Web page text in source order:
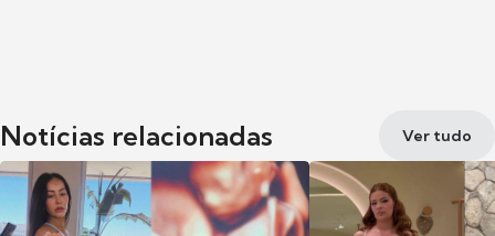
Notícias relacionadas Ver tudo